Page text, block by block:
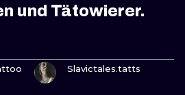
AMSTERDAM
BUDAPEST JAPANISCH
und Tätowierer.
SEHE
Slavictales.tatts